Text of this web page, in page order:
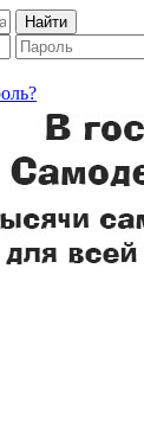
Найти